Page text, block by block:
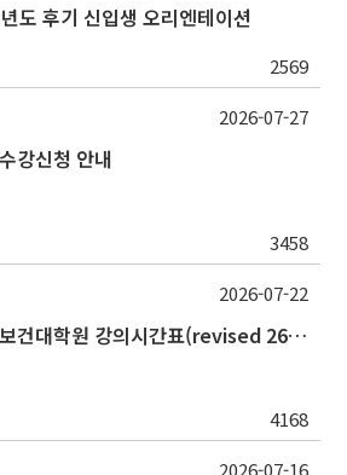
도 후기 신입생 오리엔테이션
2569
강신청 안내
3458
2026-07-27
2026학년도 2학기 보건대학원 강의시간표(revised 260803)(2026 2nd SEMESTER SNU GSPH TIMETABLE)
4168
2026-07-22
2026-07-16